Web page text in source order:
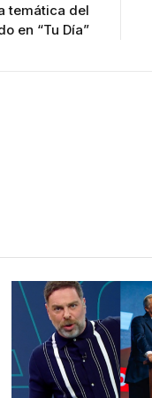
temática del
en “Tu Día”